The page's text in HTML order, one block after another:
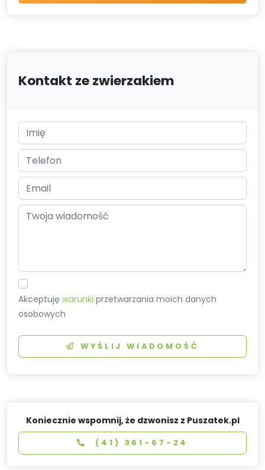
Kontakt ze zwierzakiem
Akceptujęwarunki przetwarzania moich danych
osobowych
WYŚLIJ WIADOMOŚĆ
Koniecznie wspomnij, że dzwonisz z Puszatek.pl
(41) 361-67-24